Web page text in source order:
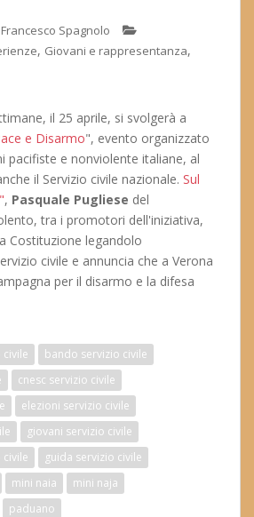
Francesco Spagnolo
, Giovani e rappresentanza,
il 25 aprile, si svolgerà a
e Disarmo", evento organizzato
pacifiste e nonviolente italiane, al
il Servizio civile nazionale. Sul
, Pasquale Pugliese del
tra i promotori dell'iniziativa,
Costituzione legandolo
civile e annuncia che a Verona
per il disarmo e la difesa
civile
bando servizio civile
cnesc servizio civile
elezioni servizio civile
giovani servizio civile
guida servizio civile
mini naia
mini naja
paduano